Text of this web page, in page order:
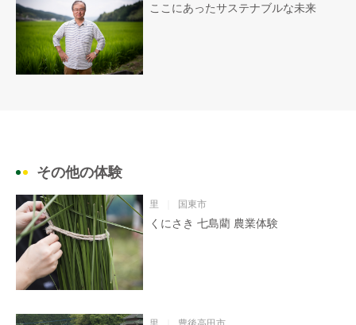
ここにあったサステナブルな未来
その他の体験
里 国東市
くにさき 七島藺 農業体験